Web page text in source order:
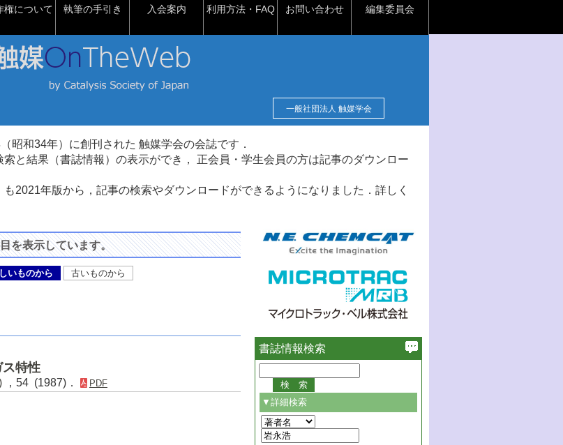
権について 執筆の手引き 入会案内 利用方法・FAQ お問い合わせ 編集委員会
一般社団法人 触媒学会
昭和34年）に創刊された 触媒学会の会誌です．
と結果（書誌情報）の表示ができ， 正会員・学生会員の方は記事のダウンロー
2021年版から，記事の検索やダウンロードができるようになりました．詳しく
を表示しています。
いものから 古いものから
特性
，54 (1987)． PDF
書誌情報検索
▼詳細検索